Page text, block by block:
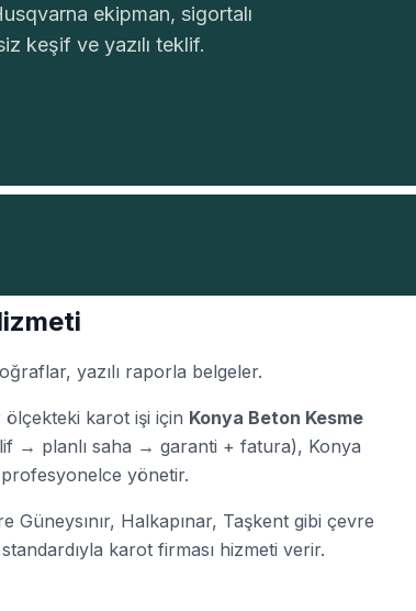
ekipman, sigortalı
keşif ve yazılı teklif.
yazılı raporla belgeler.
karot işi için Konya Beton Kesme
→ planlı saha → garanti + fatura), Konya
profesyonelce yönetir.
Halkapınar, Taşkent gibi çevre
karot firması hizmeti verir.